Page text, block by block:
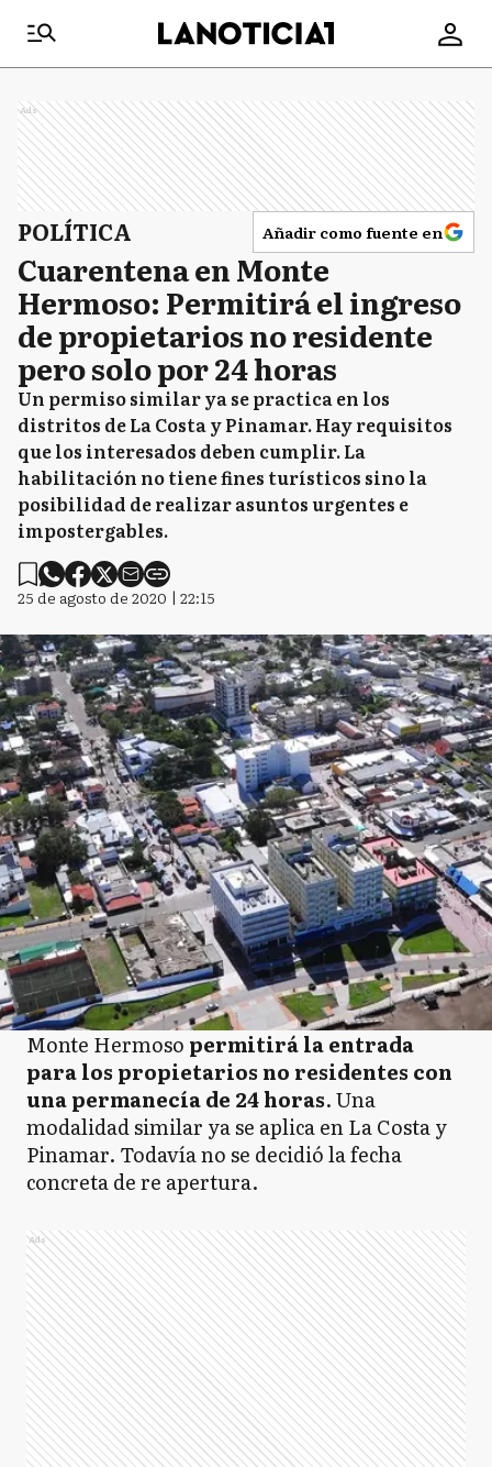
Ads
POLÍTICA Añadir como fuente en
Cuarentena en Monte
Hermoso: Permitirá el ingreso
de propietarios no residente
pero solo por 24 horas
Un permiso similar ya se practica en los
distritos de La Costa y Pinamar. Hay requisitos
que los interesados deben cumplir. La
habilitación no tiene fines turísticos sino la
posibilidad de realizar asuntos urgentes e
impostergables.
25 de agosto de 2020 | 22:15
Monte Hermoso permitirá la entrada
para los propietarios no residentes con
una permanecía de 24 horas. Una
modalidad similar ya se aplica en La Costa y
Pinamar. Todavía no se decidió la fecha
concreta de re apertura.
Ads